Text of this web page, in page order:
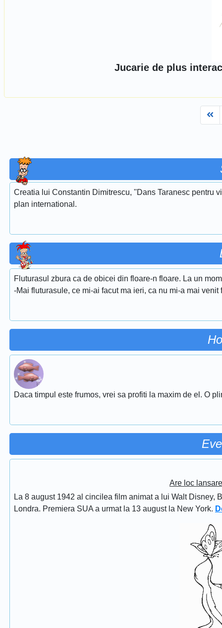
Jucarie de plus
Creatia lui Constantin Dimitrescu, ''Dans Taranesc pentru
plan international.
Fluturasul zbura ca de obicei din floare-n floare. La un
-Mai fluturasule, ce mi-ai facut ma ieri, ca nu mi-a mai venit
Daca timpul este frumos, vrei sa profiti la maxim de el. O
Are loc
La 8 august 1942 al cincilea film animat a lui Walt
Londra. Premiera SUA a urmat la 13 august la New York.